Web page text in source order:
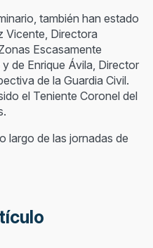
también han estado
Vicente, Directora
Escasamente
de Enrique Ávila, Director
de la Guardia Civil.
el Teniente Coronel del
largo de las jornadas de